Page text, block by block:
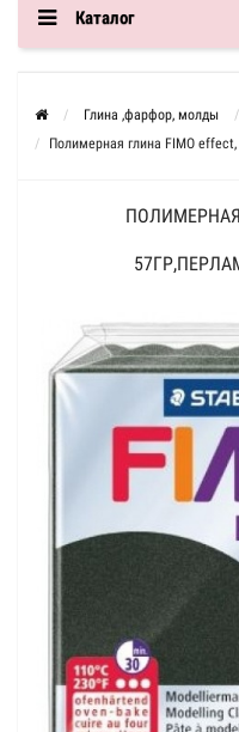
Каталог
Глина ,фарфор, молды
Полимерная глина FIMO
ПОЛИМЕРНАЯ